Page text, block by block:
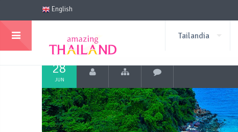
English
Tailandia
28
JUN